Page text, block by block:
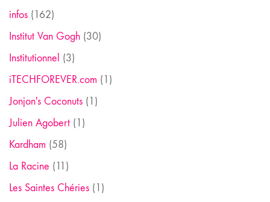
infos (162)
Institut Van Gogh (30)
Institutionnel (3)
iTECHFOREVER.com (1)
Jonjon's Coconuts (1)
Julien Agobert (1)
Kardham (58)
La Racine (11)
Les Saintes Chéries (1)